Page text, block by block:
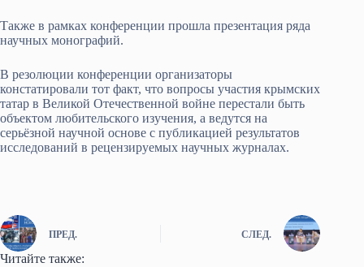
Также в рамках конференции прошла презентация ряда
научных монографий.
В резолюции конференции организаторы
констатировали тот факт, что вопросы участия крымских
татар в Великой Отечественной войне перестали быть
объектом любительского изучения, а ведутся на
серьёзной научной основе с публикацией результатов
исследований в рецензируемых научных журналах.
ПРЕД. СЛЕД.
Читайте также: